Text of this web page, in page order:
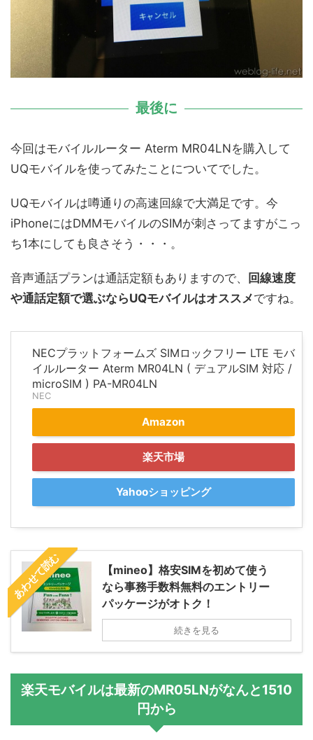
最後に
今回はモバイルルーター Aterm MR04LNを購入して
UQモバイルを使ってみたことについてでした。
UQモバイルは噂通りの高速回線で大満足です。今
iPhoneにはDMMモバイルのSIMが刺さってますがこっ
ち1本にしても良さそう・・・。
音声通話プランは通話定額もありますので、
回線速度
や通話定額で選ぶならUQモバイルはオススメですね。
NECプラットフォームズ SIMロックフリー LTE モバ
イルルーター Aterm MR04LN ( デュアルSIM 対応 /
microSIM ) PA-MR04LN
NEC
Amazon
楽天市場
Yahooショッピング
あわせて読む
【mineo】格安SIMを初めて使う
なら事務手数料無料のエントリー
パッケージがオトク！
続きを見る
楽天モバイルは最新のMR05LNがなんと1510
円から